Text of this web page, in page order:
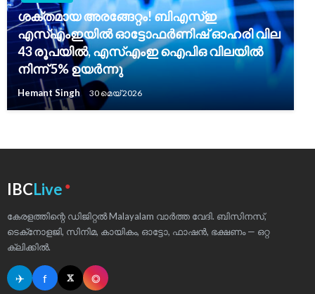
ശക്തമായ അരങ്ങേറ്റം! ബിഎസ്ഇ
എസ്എംഇയിൽ ഓട്ടോഫർണിഷ് ഓഹരി വില
43 രൂപയിൽ, എസ്എംഇ ഐപിഒ വിലയിൽ
നിന്ന് 5% ഉയർന്നു
Hemant Singh 30 മെയ്‌ 2026
IBCLive ●
കേരളത്തിന്റെ ഡിജിറ്റൽ Malayalam വാർത്ത വേദി. ബിസിനസ്,
ടെക്‌നോളജി, സിനിമ, കായികം, ഓട്ടോ, ഫാഷൻ, ഭക്ഷണം — ഒറ്റ
ക്ലിക്കിൽ.
✈ f 𝕏 ◎